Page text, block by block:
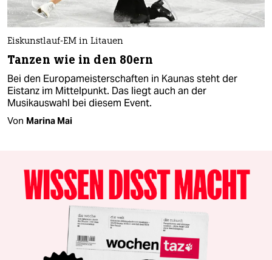
Eiskunstlauf-EM in Litauen
Tanzen wie in den 80ern
Bei den Europameisterschaften in Kaunas steht der
Eistanz im Mittelpunkt. Das liegt auch an der
Musikauswahl bei diesem Event.
Von Marina Mai